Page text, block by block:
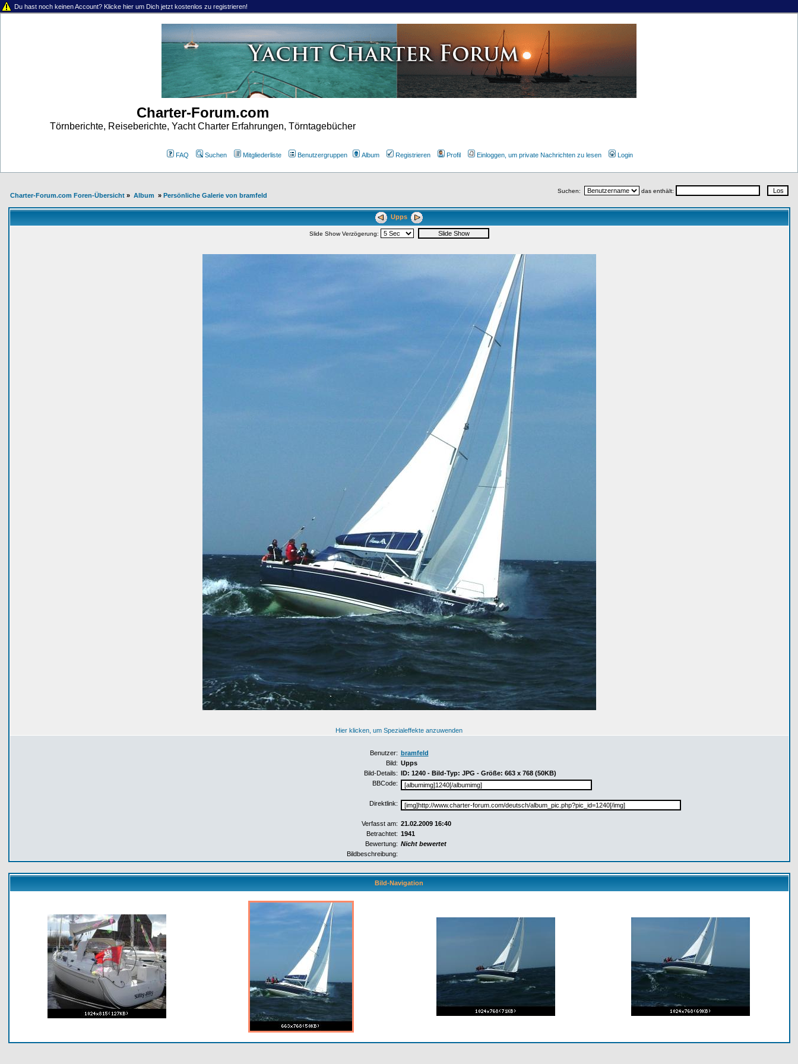
Du hast noch keinen Account? Klicke hier um Dich jetzt kostenlos zu registrieren!
Charter-Forum.com
Törnberichte, Reiseberichte, Yacht Charter Erfahrungen, Törntagebücher
FAQ Suchen Mitgliederliste Benutzergruppen Album Registrieren Profil Einloggen, um private Nachrichten zu lesen Login
Charter-Forum.com Foren-Übersicht» Album » Persönliche Galerie von bramfeld
Suchen: das enthält:
Upps
Slide Show Verzögerung:
Hier klicken, um Spezialeffekte anzuwenden
Benutzer: bramfeld
Bild: Upps
Bild-Details: ID: 1240 - Bild-Typ: JPG - Größe: 663 x 768 (50KB)
BBCode:
Direktlink:
Verfasst am: 21.02.2009 16:40
Betrachtet: 1941
Bewertung: Nicht bewertet
Bildbeschreibung:
Bild-Navigation